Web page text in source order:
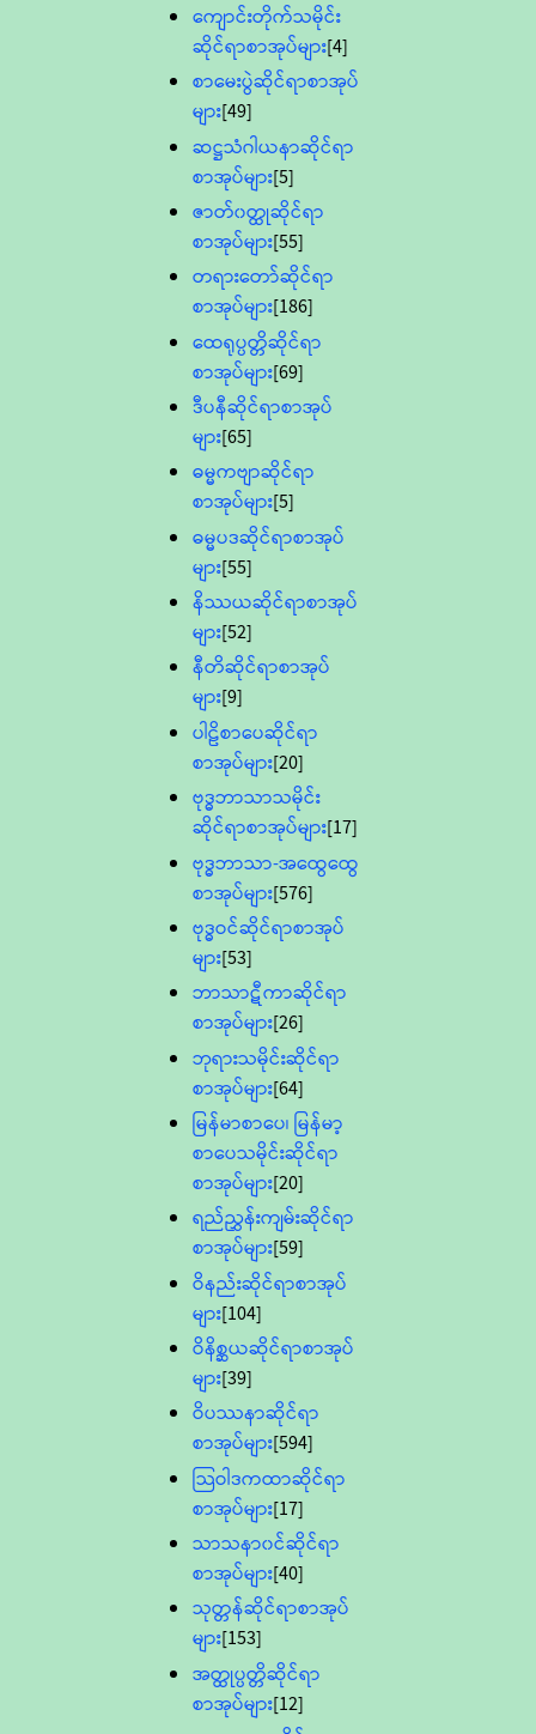
ကျောင်းတိုက်သမိုင်း
ဆိုင်ရာစာအုပ်များ[4]
စာမေးပွဲဆိုင်ရာစာအုပ်
များ[49]
ဆဋ္ဌသံဂါယနာဆိုင်ရာ
စာအုပ်များ[5]
ဇာတ်၀တ္ထုဆိုင်ရာ
စာအုပ်များ[55]
တရားတော်ဆိုင်ရာ
စာအုပ်များ[186]
ထေရုပ္ပတ္တိဆိုင်ရာ
စာအုပ်များ[69]
ဒီပနီဆိုင်ရာစာအုပ်
များ[65]
ဓမ္မကဗျာဆိုင်ရာ
စာအုပ်များ[5]
ဓမ္မပဒဆိုင်ရာစာအုပ်
များ[55]
နိဿယဆိုင်ရာစာအုပ်
များ[52]
နီတိဆိုင်ရာစာအုပ်
များ[9]
ပါဠိစာပေဆိုင်ရာ
စာအုပ်များ[20]
ဗုဒ္ဓဘာသာသမိုင်း
ဆိုင်ရာစာအုပ်များ[17]
ဗုဒ္ဓဘာသာ-အထွေထွေ
စာအုပ်များ[576]
ဗုဒ္ဓဝင်ဆိုင်ရာစာအုပ်
များ[53]
ဘာသာဋီကာဆိုင်ရာ
စာအုပ်များ[26]
ဘုရားသမိုင်းဆိုင်ရာ
စာအုပ်များ[64]
မြန်မာစာပေ၊ မြန်မာ့
စာပေသမိုင်းဆိုင်ရာ
စာအုပ်များ[20]
ရည်ညွှန်းကျမ်းဆိုင်ရာ
စာအုပ်များ[59]
ဝိနည်းဆိုင်ရာစာအုပ်
များ[104]
ဝိနိစ္ဆယဆိုင်ရာစာအုပ်
များ[39]
ဝိပဿနာဆိုင်ရာ
စာအုပ်များ[594]
သြဝါဒကထာဆိုင်ရာ
စာအုပ်များ[17]
သာသနာ၀င်ဆိုင်ရာ
စာအုပ်များ[40]
သုတ္တန်ဆိုင်ရာစာအုပ်
များ[153]
အတ္ထုပ္ပတ္တိဆိုင်ရာ
စာအုပ်များ[12]